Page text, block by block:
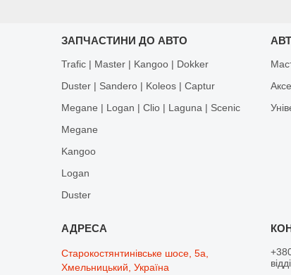
ЗАПЧАСТИНИ ДО АВТО
Trafic | Master | Kangoo | Dokker
Duster | Sandero | Koleos | Captur
Megane | Logan | Clio | Laguna | Scenic
Megane
Kangoo
Logan
Duster
Старокостянтинівське шосе, 5а,
Хмельницький, Україна